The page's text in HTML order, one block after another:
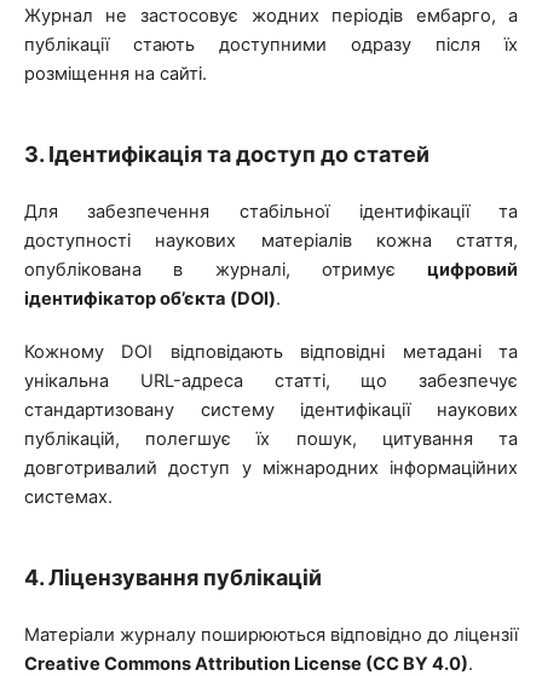
Журнал не застосовує жодних періодів ембарго, а
публікації стають доступними одразу після їх
розміщення на сайті.
3. Ідентифікація та доступ до статей
Для забезпечення стабільної ідентифікації та
доступності наукових матеріалів кожна стаття,
опублікована в журналі, отримуєцифровий
ідентифікатор об’єкта (DOI).
Кожному DOI відповідають відповідні метадані та
унікальна URL-адреса статті, що забезпечує
стандартизовану систему ідентифікації наукових
публікацій, полегшує їх пошук, цитування та
довготривалий доступ у міжнародних інформаційних
системах.
4. Ліцензування публікацій
Матеріали журналу поширюються відповідно до ліцензії
Creative Commons Attribution License (CC BY 4.0).